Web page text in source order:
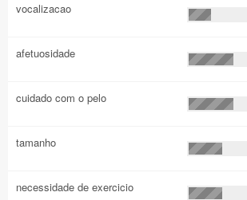
vocalizacao
afetuosidade
cuidado com o pelo
tamanho
necessidade de exercicio